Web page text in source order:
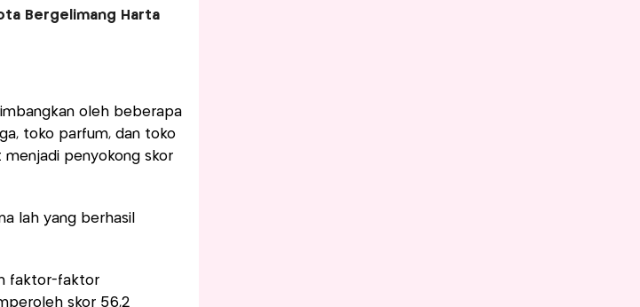
Bergelimang Harta
oleh beberapa
toko parfum, dan toko
penyokong skor
lah yang berhasil
faktor-faktor
skor 56,2